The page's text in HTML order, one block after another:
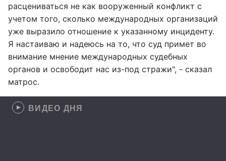
расцениваться не как вооруженный конфликт с
учетом того, сколько международных организаций
уже выразило отношение к указанному инциденту.
Я настаиваю и надеюсь на то, что суд примет во
внимание мнение международных судебных
органов и освободит нас из-под стражи", - сказал
матрос.
ВИДЕО ДНЯ